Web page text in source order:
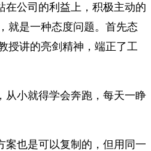
在公司的利益上，积极主动的
就是一种态度问题。首先态
授讲的亮剑精神，端正了工
从小就得学会奔跑，每天一睁
案也是可以复制的，但用同一